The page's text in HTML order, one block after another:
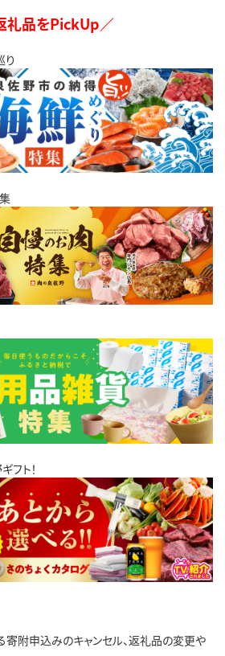
礼品をPickUp／
り
フト！
附申込みのキャンセル、返礼品の変更や